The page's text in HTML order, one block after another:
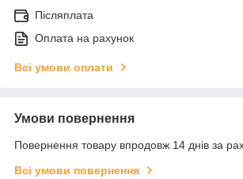
Післяплата
Оплата на рахунок
Всі умови оплати
Умови повернення
Повернення товару впродовж 14 днів за
Всі умови повернення